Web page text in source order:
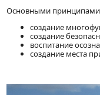
Основными принципами
создание
создание
воспитание
создание места